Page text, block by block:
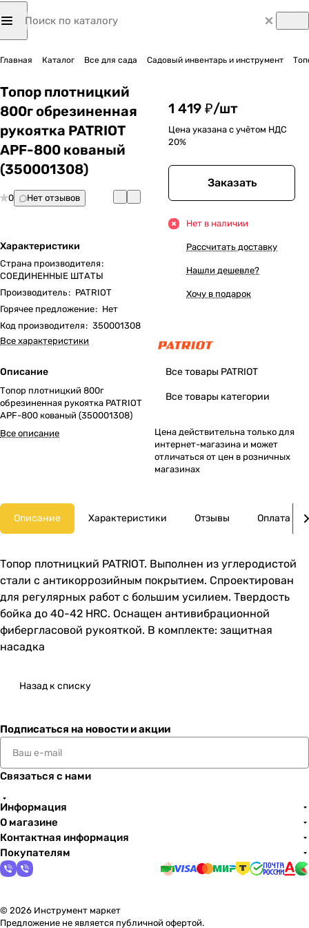
Главная Каталог Все для сада Садовый инвентарь и инструмент
Топор плотницкий
800г обрезиненная
рукоятка PATRIOT
APF-800 кованый
(350001308)
0 Нет отзывов
Характеристики
Страна производителя:
СОЕДИНЕННЫЕ ШТАТЫ
Производитель: PATRIOT
Горячее предложение: Нет
Код производителя: 350001308
Все характеристики
Описание
Топор плотницкий 800г
обрезиненная рукоятка PATRIOT
APF-800 кованый (350001308)
Все описание
1 419 ₽/шт
Цена указана с учётом НДС
20%
Заказать
Нет в наличии
Рассчитать доставку
Нашли дешевле?
Хочу в подарок
Все товары PATRIOT
Все товары категории
Цена действительна только для
интернет-магазина и может
отличаться от цен в розничных
магазинах
Описание Характеристики Отзывы Оплата
Топор плотницкий PATRIOT. Выполнен из углеродистой
стали с антикоррозийным покрытием. Спроектирован
для регулярных работ с большим усилием. Твердость
бойка до 40-42 HRC. Оснащен антивибрационной
фибергласовой рукояткой. В комплекте: защитная
насадка
Назад к списку
Подписаться на новости и акции
Связаться с нами
Информация
О магазине
Контактная информация
Покупателям
© 2026 Инструмент маркет
Предложение не является публичной офертой.